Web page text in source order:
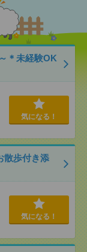
＊未経験OK
気になる！
散歩付き添
気になる！